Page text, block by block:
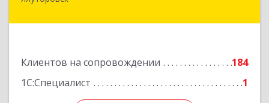
Клиентов на сопровождении
184
1С:Специалист
1